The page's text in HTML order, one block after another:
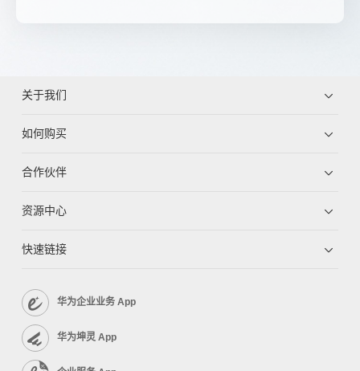
关于我们
如何购买
合作伙伴
资源中心
快速链接
华为企业业务 App
华为坤灵 App